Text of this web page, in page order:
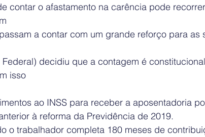
contar o afastamento na carência pode
a contar com um grande reforço para as
Federal) decidiu que a contagem é
isso
ao INSS para receber a aposentadoria
à reforma da Previdência de 2019.
o trabalhador completa 180 meses de